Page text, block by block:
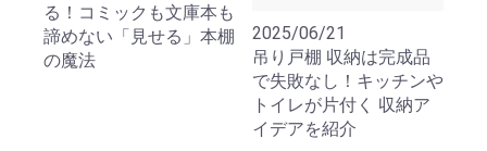
る！コミックも文庫本も
諦めない「見せる」本棚
の魔法
2025/06/21
吊り戸棚 収納は完成品
で失敗なし！キッチンや
トイレが片付く 収納ア
イデアを紹介